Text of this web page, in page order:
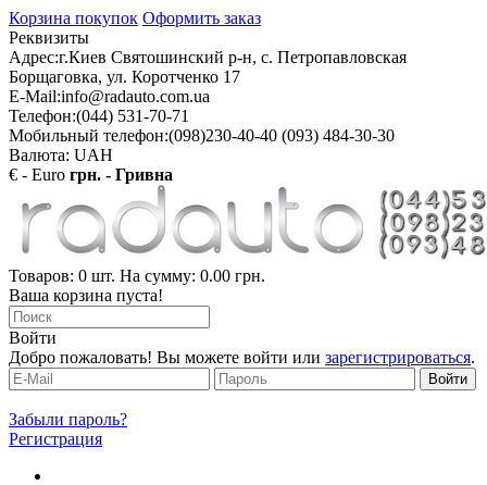
Корзина покупок Оформить заказ
Реквизиты
Адрес:г.Киев Святошинский р-н, с. Петропавловская
Борщаговка, ул. Коротченко 17
E-Mail:info@radauto.com.ua
Телефон:(044) 531-70-71
Мобильный телефон:(098)230-40-40 (093) 484-30-30
Валюта: UAH
€ - Euro грн. - Гривна
Товаров: 0 шт. На сумму: 0.00 грн.
Ваша корзина пуста!
Войти
Добро пожаловать! Вы можете войти или зарегистрироваться.
Забыли пароль?
Регистрация